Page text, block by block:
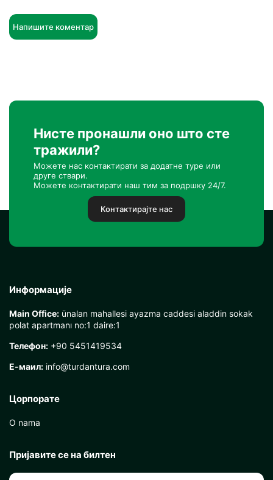
Напишите коментар
Нисте пронашли оно што сте
тражили?
Можете нас контактирати за додатне туре или
друге ствари.
Можете контактирати наш тим за подршку 24/7.
Контактирајте нас
Информације
Main Office: ünalan mahallesi ayazma caddesi aladdin sokak
polat apartmanı no:1 daire:1
Телефон: +90 5451419534
Е-маил: info@turdantura.com
Цорпорате
O nama
Пријавите се на билтен